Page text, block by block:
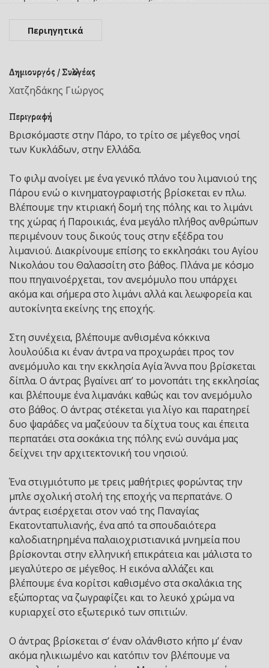
Περιηγητικά
Δημιουργός / Συλλογέας
Χατζηδάκης Γιώργος
Περιγραφή
Βρισκόμαστε στην Πάρο, το τρίτο σε μέγεθος νησί
των Κυκλάδων, στην Ελλάδα.
Το φιλμ ανοίγει με ένα γενικό πλάνο του λιμανιού της
Πάρου ενώ ο κινηματογραφιστής βρίσκεται εν πλω.
Βλέπουμε την κτιριακή δομή της πόλης και το λιμάνι
της χώρας ή Παροικιάς, ένα μεγάλο πλήθος ανθρώπων
περιμένουν τους δικούς τους στην εξέδρα του
λιμανιού. Διακρίνουμε επίσης το εκκλησάκι του Αγίου
Νικολάου του Θαλασσίτη στο βάθος. Πλάνα με κόσμο
που πηγαινοέρχεται, τον ανεμόμυλο που υπάρχει
ακόμα και σήμερα στο λιμάνι αλλά και λεωφορεία και
αυτοκίνητα εκείνης της εποχής.
Στη συνέχεια, βλέπουμε ανθισμένα κόκκινα
λουλούδια κι έναν άντρα να προχωράει προς τον
ανεμόμυλο και την εκκλησία Αγία Άννα που βρίσκεται
δίπλα. Ο άντρας βγαίνει απ’ το μονοπάτι της εκκλησίας
και βλέπουμε ένα λιμανάκι καθώς και τον ανεμόμυλο
στο βάθος. Ο άντρας στέκεται για λίγο και παρατηρεί
δυο ψαράδες να μαζεύουν τα δίχτυα τους και έπειτα
περπατάει στα σοκάκια της πόλης ενώ συνάμα μας
δείχνει την αρχιτεκτονική του νησιού.
Ένα στιγμιότυπο με τρεις μαθήτριες φορώντας την
μπλε σχολική στολή της εποχής να περπατάνε. Ο
άντρας εισέρχεται στον ναό της Παναγίας
Εκατονταπυλιανής, ένα από τα σπουδαιότερα
καλοδιατηρημένα παλαιοχριστιανικά μνημεία που
βρίσκονται στην ελληνική επικράτεια και μάλιστα το
μεγαλύτερο σε μέγεθος. Η εικόνα αλλάζει και
βλέπουμε ένα κορίτσι καθισμένο στα σκαλάκια της
εξώπορτας να ζωγραφίζει και το λευκό χρώμα να
κυριαρχεί στο εξωτερικό των σπιτιών.
Ο άντρας βρίσκεται σ’ έναν ολάνθιστο κήπο μ’ έναν
ακόμα ηλικιωμένο και κατόπιν τον βλέπουμε να